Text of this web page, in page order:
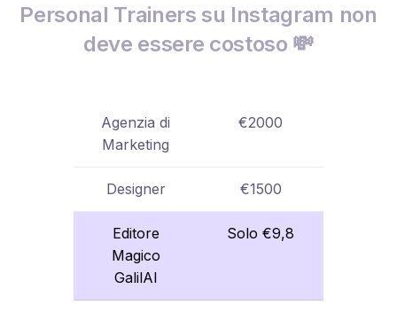
Personal Trainers su Instagram non
deve essere costoso 💸
Agenzia di
Marketing
€2000
Designer €1500
Editore
Magico
GalilAI
Solo €9,8